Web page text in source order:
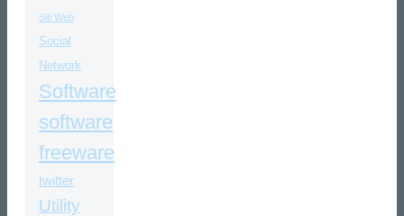
Siti Web
Social
Network
Software
software
freeware
twitter
Utility